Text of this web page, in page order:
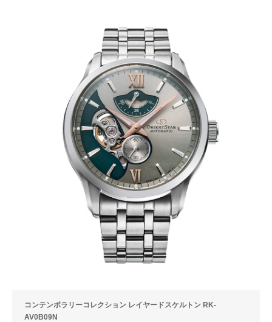
コンテンポラリーコレクション レイヤードスケルトン RK-
AV0B09N